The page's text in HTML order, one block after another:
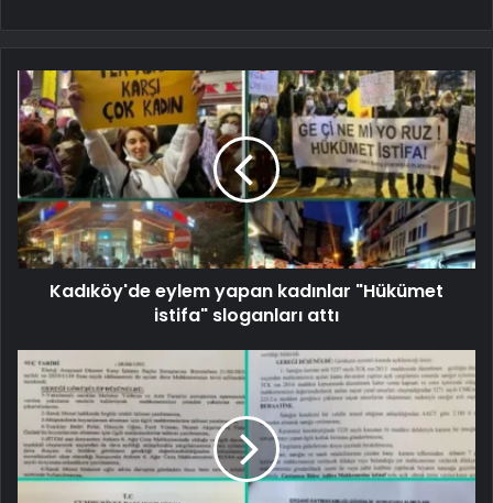
Kadıköy'de eylem yapan kadınlar "Hükümet
istifa" sloganları attı